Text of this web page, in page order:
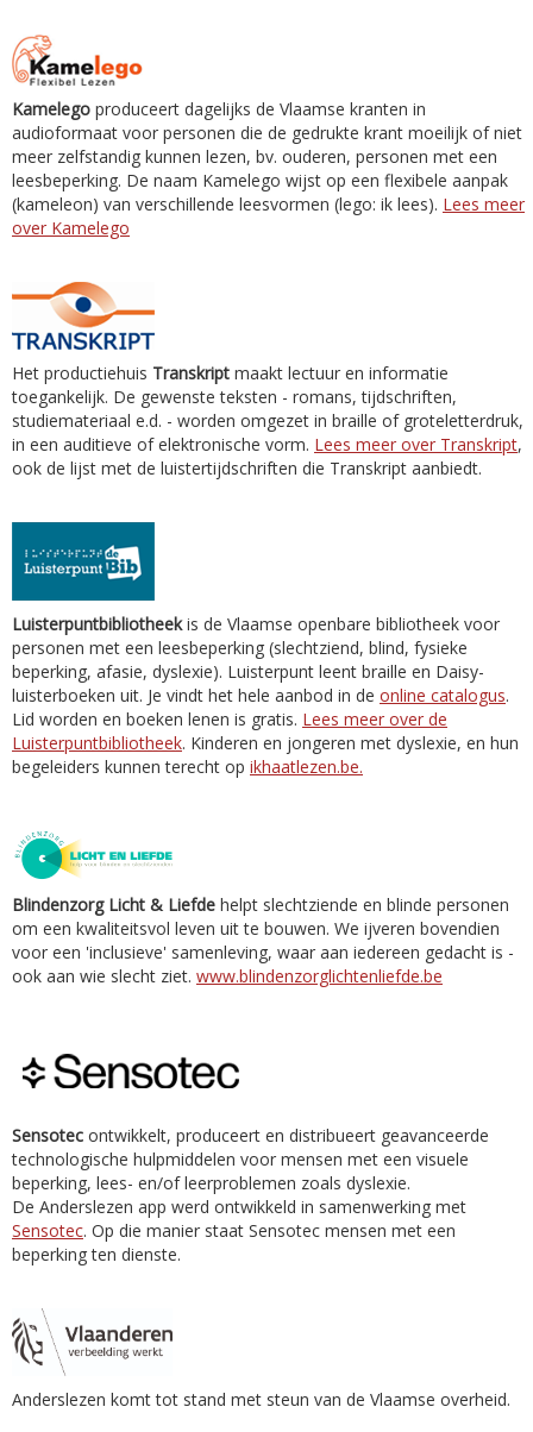
Kamelego produceert dagelijks de Vlaamse kranten in
audioformaat voor personen die de gedrukte krant moeilijk of niet
meer zelfstandig kunnen lezen, bv. ouderen, personen met een
leesbeperking. De naam Kamelego wijst op een flexibele aanpak
(kameleon) van verschillende leesvormen (lego: ik lees). Lees meer
over Kamelego
Het productiehuis Transkript maakt lectuur en informatie
toegankelijk. De gewenste teksten - romans, tijdschriften,
studiemateriaal e.d. - worden omgezet in braille of groteletterdruk,
in een auditieve of elektronische vorm. Lees meer over Transkript,
ook de lijst met de luistertijdschriften die Transkript aanbiedt.
Luisterpuntbibliotheekis de Vlaamse openbare bibliotheek voor
personen met een leesbeperking (slechtziend, blind, fysieke
beperking, afasie, dyslexie). Luisterpunt leent braille en Daisy-
luisterboeken uit. Je vindt het hele aanbod in de online catalogus.
Lid worden en boeken lenen is gratis. Lees meer over de
Luisterpuntbibliotheek. Kinderen en jongeren met dyslexie, en hun
begeleiders kunnen terecht op ikhaatlezen.be.
Blindenzorg Licht & Liefde helpt slechtziende en blinde personen
om een kwaliteitsvol leven uit te bouwen. We ijveren bovendien
voor een 'inclusieve' samenleving, waar aan iedereen gedacht is -
ook aan wie slecht ziet. www.blindenzorglichtenliefde.be
Sensotec ontwikkelt, produceert en distribueert geavanceerde
technologische hulpmiddelen voor mensen met een visuele
beperking, lees- en/of leerproblemen zoals dyslexie.
De Anderslezen app werd ontwikkeld in samenwerking met
Sensotec. Op die manier staat Sensotec mensen met een
beperking ten dienste.
Anderslezen komt tot stand met steun van de Vlaamse overheid.